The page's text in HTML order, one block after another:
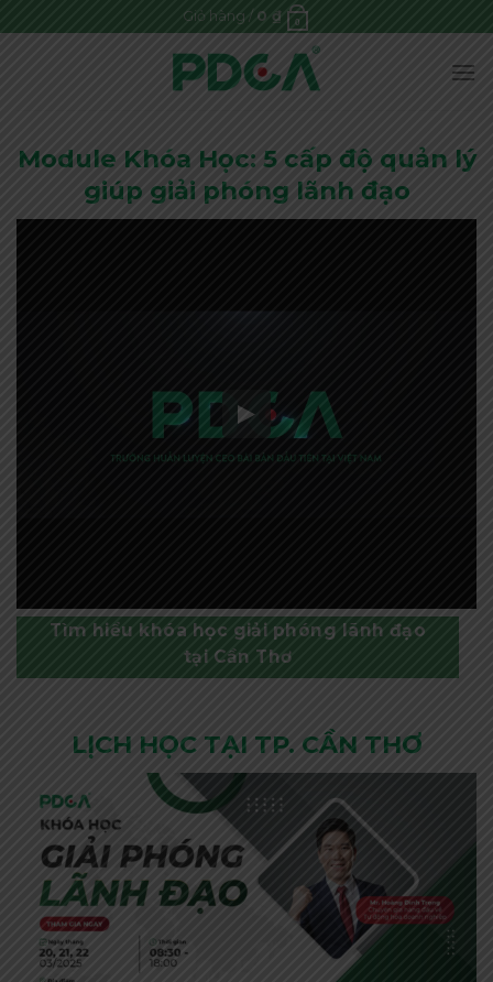
to
Giỏ hàng / 0 ₫ 0
Module Khóa Học: 5 cấp độ quản lý
giúp giải phóng lãnh đạo
Tìm hiểu khóa học giải phóng lãnh đạo
tại Cần Thơ
LỊCH HỌC TẠI TP. CẦN THƠ